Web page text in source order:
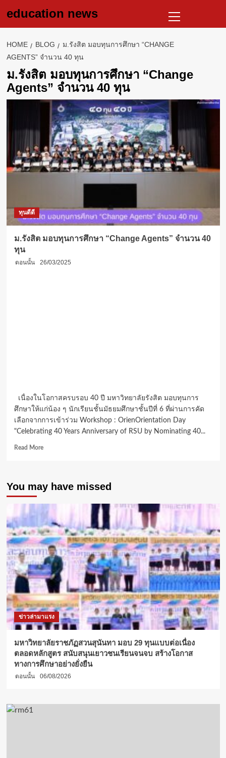
education news
Menu
HOME BLOG
ม.รังสิต มอบทุนการศึกษา “CHANGE
AGENTS” จำนวน 40 ทุน
ม.รังสิต มอบทุนการศึกษา “Change
Agents” จำนวน 40 ทุน
ทุนดีดี
ม.รังสิต มอบทุนการศึกษา “Change Agents” จำนวน 40
ทุน
ตอนนั้น 26/03/2025
เนื่องในโอกาสครบรอบ 40 ปี มหาวิทยาลัยรังสิต มอบทุนการ
ศึกษาให้แก่น้อง ๆ นักเรียนชั้นมัธยมศึกษาชั้นปีที่ 6 ที่ผ่านการคัด
เลือกจากการเข้าร่วม Workshop : OrienOrientation Day
"Celebrating 40 Years Anniversary of RSU by Nominating 40...
Read MoreRead
มอบ
ทุน
การ
Agents” จำนวน
40
ทุน
You may have missed
ข่าวล่ามาแรง
มหาวิทยาลัยราชภัฏสวนสุนันทา มอบ 29 ทุนแบบต่อเนื่อง
ตลอดหลักสูตร สนับสนุนเยาวชนเรียนจนจบ สร้างโอกาส
ทางการศึกษาอย่างยั่งยืน
ตอนนั้น 06/08/2026